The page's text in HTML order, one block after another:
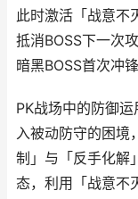
此时激活「战意不
抵消BOSS下一次
暗黑BOSS首次冲
PK战场中的防御
入被动防守的困境
制」与「反手化解
态，利用「战意不